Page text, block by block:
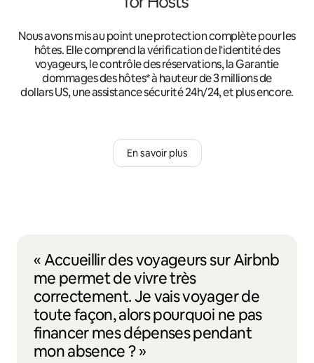
Nous avons mis au point une protection complète pour les
hôtes. Elle comprend la vérification de l'identité des
voyageurs, le contrôle des réservations, la Garantie
dommages des hôtes* à hauteur de 3 millions de
dollars US, une assistance sécurité 24h/24, et plus encore.
En savoir plus
« Accueillir des voyageurs sur Airbnb
me permet de vivre très
correctement. Je vais voyager de
toute façon, alors pourquoi ne pas
financer mes dépenses pendant
mon absence ? »